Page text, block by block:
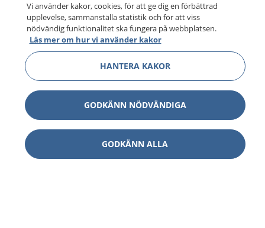
Vi använder kakor, cookies, för att ge dig en förbättrad
upplevelse, sammanställa statistik och för att viss
nödvändig funktionalitet ska fungera på webbplatsen.
Läs mer om hur vi använder kakor
HANTERA KAKOR
GODKÄNN NÖDVÄNDIGA
GODKÄNN ALLA